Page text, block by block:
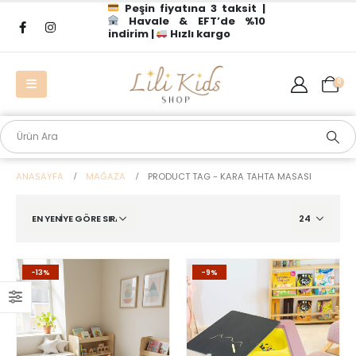
Peşin fiyatına 3 taksit |
Havale & EFT’de %10
indirim |
Hızlı kargo
0
ANASAYFA MAĞAZA PRODUCT TAG - KARA TAHTA MASASI
-13% -9%